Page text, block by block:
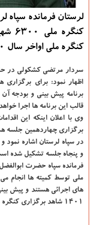
کنگره ملی اواخر سال 1400 و یا اوایل 1401 انجام خواهد شد.
قالب این برنامه ها اجرا
وی با اعلان اینکه این
برگزاری چهاردهمین جلسه
در سپاه لرستان اشاره نمود
و پنجاه جلسه تشکیل شده
فرمانده سپاه حضرت
ملی توسط کمیته ها انجام
۱۴۰۱ شاهد برگزاری کنگره ملی ۶۳۰۰ شهید استان لرستان باشیم.